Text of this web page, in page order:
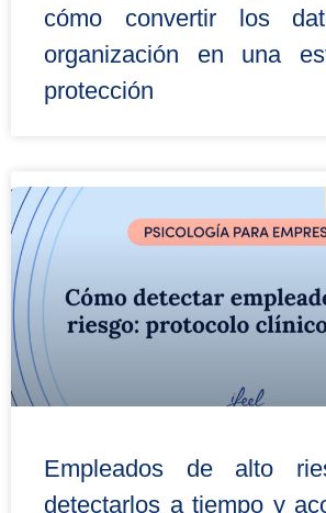
cómo convertir los
organización en una
protección
Empleados de alto
detectarlos a tiempo y